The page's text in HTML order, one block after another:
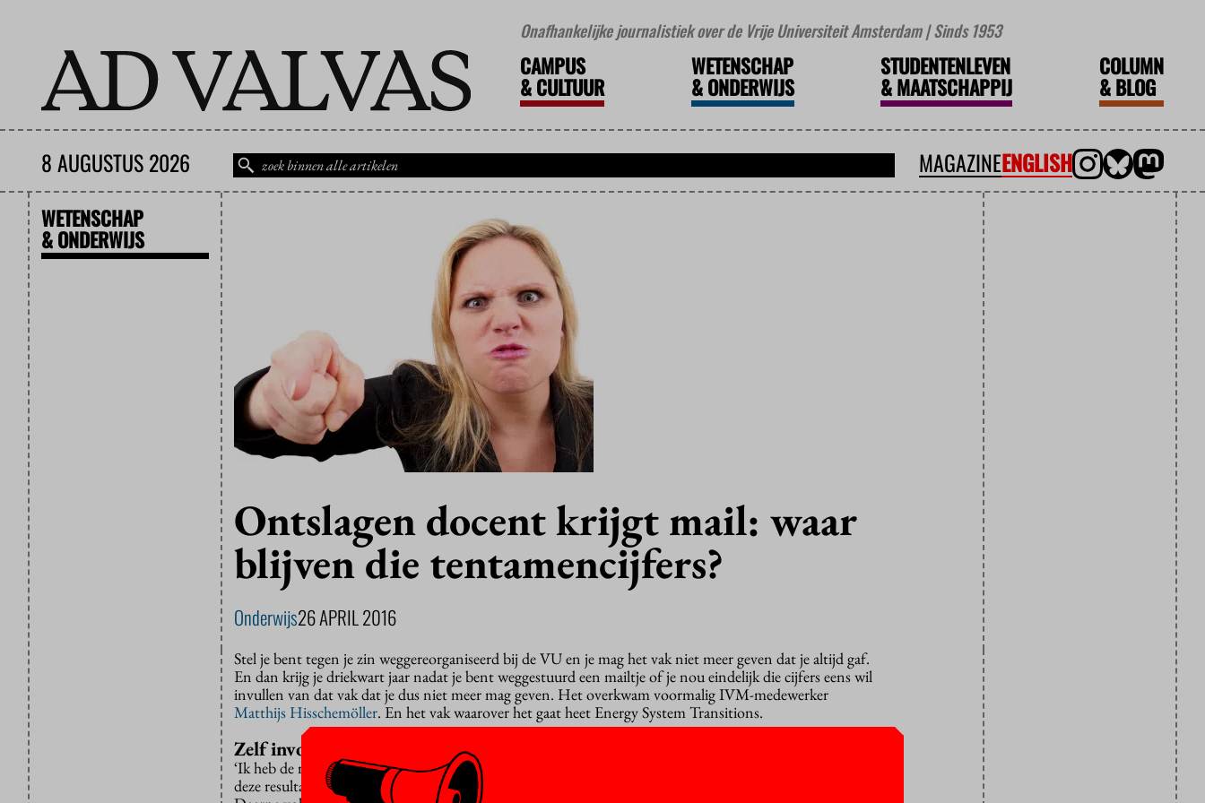
Onafhankelijke journalistiek over de Vrije Universiteit Amsterdam | Sinds 1953
CAMPUS
&CULTUUR
WETENSCHAP
&ONDERWIJS
STUDENTENLEVEN
&MAATSCHAPPIJ
COLUMN
&BLOG
8 AUGUSTUS 2026 MAGAZINEENGLISH
WETENSCHAP
& ONDERWIJS
Ontslagen docent krijgt mail: waar
blijven die tentamencijfers?
Onderwijs26 APRIL 2016
Stel je bent tegen je zin weggereorganiseerd bij de VU en je mag het vak niet meer geven dat je altijd gaf.
En dan krijg je driekwart jaar nadat je bent weggestuurd een mailtje of je nou eindelijk die cijfers eens wil
invullen van dat vak dat je dus niet meer mag geven. Het overkwam voormalig IVM-medewerker
Matthijs Hisschemöller. En het vak waarover het gaat heet Energy System Transitions.
Zelf invoeren
‘Ik heb de resultaten van het vak Energy System Transitions helaas nog niet van u ontvangen. U dient
deze resultaten zelf in te voeren in VUnet’